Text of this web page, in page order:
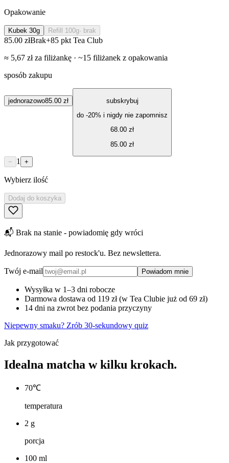
Opakowanie
Kubek 30g Refill 100g· brak
85.00 złBrak+85 pkt Tea Club
≈ 5,67 zł za filiżankę · ~15 filiżanek z opakowania
sposób zakupu
jednorazowo85.00 zł
subskrybuj
do -20% i nigdy nie zapomnisz
68.00 zł
85.00 zł
− 1 +
Wybierz ilość
Dodaj do koszyka
📬 Brak na stanie - powiadomię gdy wróci
Jednorazowy mail po restock'u. Bez newslettera.
Twój e-mail Powiadom mnie
Wysyłka w 1–3 dni robocze
Darmowa dostawa od 119 zł (w Tea Clubie już od 69 zł)
14 dni na zwrot bez podania przyczyny
Niepewny smaku? Zrób 30-sekundowy quiz
Jak przygotować
Idealna matcha w kilku krokach.
70℃
temperatura
2 g
porcja
100 ml